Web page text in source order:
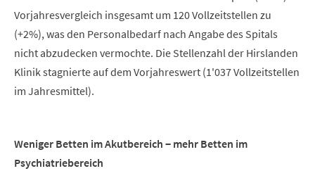
Vorjahresvergleich insgesamt um 120 Vollzeitstellen zu
(+2%), was den Personalbedarf nach Angabe des Spitals
nicht abzudecken vermochte. Die Stellenzahl der Hirslanden
Klinik stagnierte auf dem Vorjahreswert (1'037 Vollzeitstellen
im Jahresmittel).
Weniger Betten im Akutbereich − mehr Betten im
Psychiatriebereich